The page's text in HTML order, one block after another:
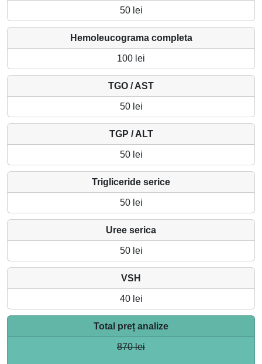
50 lei
Hemoleucograma completa
100 lei
TGO / AST
50 lei
TGP / ALT
50 lei
Trigliceride serice
50 lei
Uree serica
50 lei
VSH
40 lei
Total preț analize
870 lei